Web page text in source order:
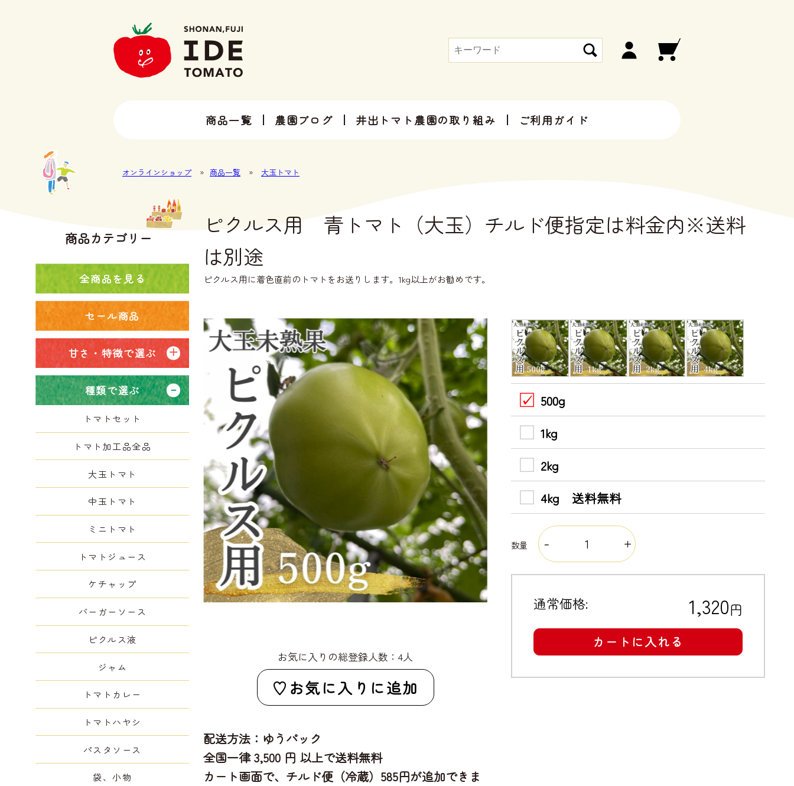
商品一覧 農園ブログ 井出トマト農園の取り組み ご利用ガイド
オンラインショップ » 商品一覧 » 大玉トマト
ピクルス用 青トマト（大玉）チルド便指定は料金内※送料
は別途
ピクルス用に着色直前のトマトをお送りします。1kg以上がお勧めです。
お気に入りの総登録人数：4人
お気に入りに追加
配送方法：ゆうパック
全国一律 3,500 円 以上で送料無料
カート画面で、チルド便（冷蔵）585円が追加できま
500g
1kg
2kg
4kg 送料無料
数量
通常価格: 1,320円
カートに入れる
商品カテゴリー
全商品を見る
セール商品
甘さ・特徴で選ぶ
種類で選ぶ
トマトセット
トマト加工品全品
大玉トマト
中玉トマト
ミニトマト
トマトジュース
ケチャップ
バーガーソース
ピクルス液
ジャム
トマトカレー
トマトハヤシ
パスタソース
袋、小物